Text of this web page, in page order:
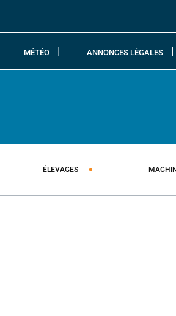
MÉTÉO ANNONCES LÉGALES
ÉLEVAGES